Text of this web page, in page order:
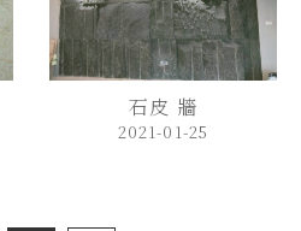
石皮 牆
2021-01-25